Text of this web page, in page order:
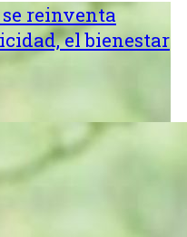
reinventa
el bienestar